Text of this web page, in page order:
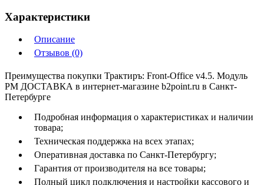
Характеристики
Описание
Отзывов (0)
Преимущества покупки Трактиръ: Front-Office v4.5. Модуль
РМ ДОСТАВКА в интернет-магазине b2point.ru в Санкт-
Петербурге
Подробная информация о характеристиках и наличии
товара;
Техническая поддержка на всех этапах;
Оперативная доставка по Санкт-Петербургу;
Гарантия от производителя на все товары;
Полный цикл подключения и настройки кассового и